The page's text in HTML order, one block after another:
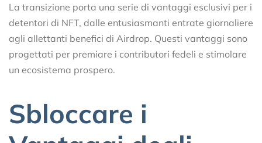
La transizione porta una serie di vantaggi esclusivi per i
detentori di NFT, dalle entusiasmanti entrate giornaliere
agli allettanti benefici di Airdrop. Questi vantaggi sono
progettati per premiare i contributori fedeli e stimolare
un ecosistema prospero.
Sbloccare i